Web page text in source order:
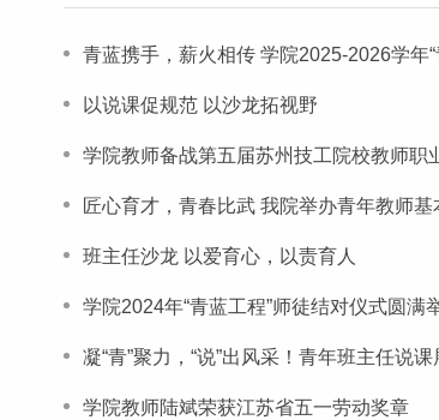
青蓝携手，薪火相传 学院2025-2026学年
以说课促规范 以沙龙拓视野
学院教师备战第五届苏州技工院校教师职
匠心育才，青春比武 我院举办青年教师基
班主任沙龙 以爱育心，以责育人
学院2024年“青蓝工程”师徒结对仪式圆满
凝“青”聚力，“说”出风采！青年班主任说
学院教师陆斌荣获江苏省五一劳动奖章